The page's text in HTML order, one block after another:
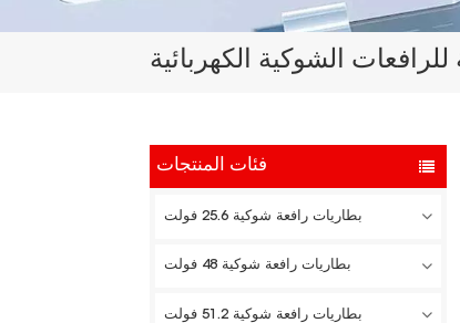
الشوكية الكهربائية
فئات المنتجات
بطاريات رافعة شوكية 25.6 فولت
بطاريات رافعة شوكية 48 فولت
بطاريات رافعة شوكية 51.2 فولت